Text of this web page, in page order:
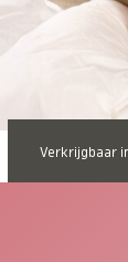
Verkrijgbaar